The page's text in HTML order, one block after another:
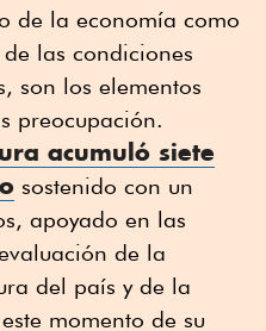
de la economía como
las condiciones
son los elementos
preocupación.
acumuló siete
sostenido con un
apoyado en las
de la
del país y de la
momento de su